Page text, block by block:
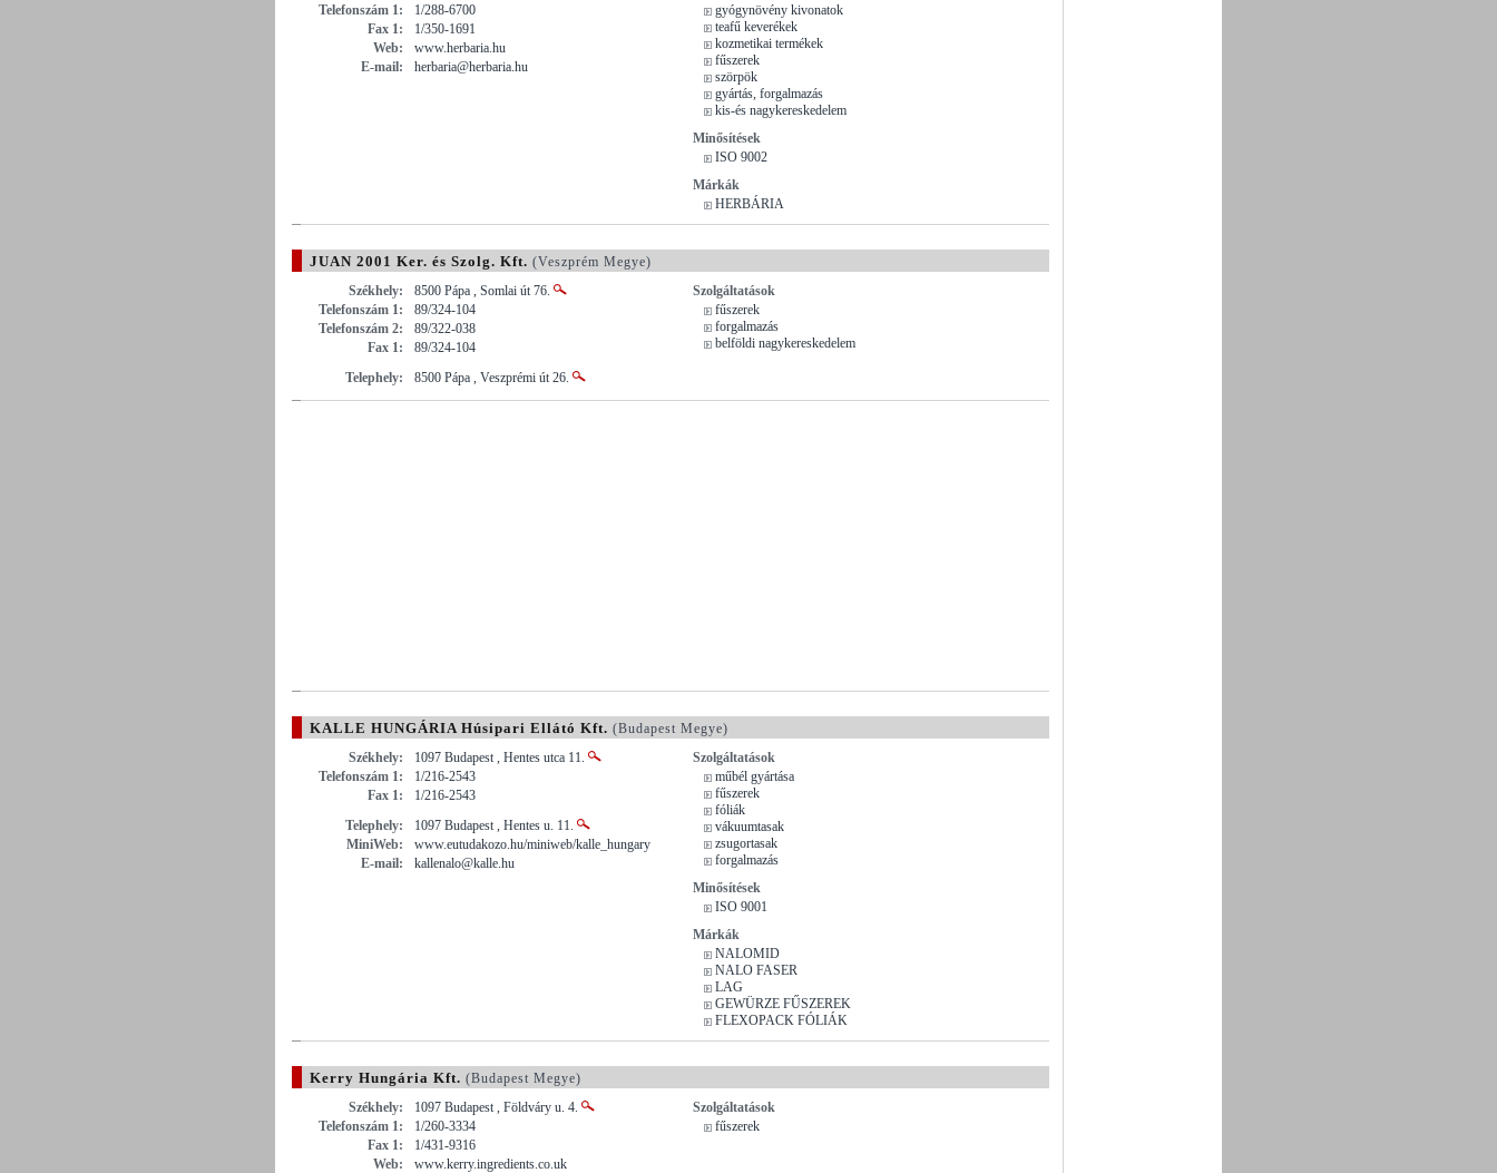
Telefonszám 1:
1/288-6700
Fax 1:
1/350-1691
Web:
www.herbaria.hu
E-mail:
herbaria@herbaria.hu
gyógynövény kivonatok
teafű keverékek
kozmetikai termékek
fűszerek
szörpök
gyártás, forgalmazás
kis-és nagykereskedelem
Minősítések
ISO 9002
Márkák
HERBÁRIA
JUAN 2001 Ker. és Szolg. Kft. (Veszprém Megye)
Székhely:
8500 Pápa , Somlai út 76.
Telefonszám 1:
89/324-104
Telefonszám 2:
89/322-038
Fax 1:
89/324-104
Telephely:
8500 Pápa , Veszprémi út 26.
Szolgáltatások
fűszerek
forgalmazás
belföldi nagykereskedelem
KALLE HUNGÁRIA Húsipari Ellátó Kft. (Budapest Megye)
Székhely:
1097 Budapest , Hentes utca 11.
Telefonszám 1:
1/216-2543
Fax 1:
1/216-2543
Telephely:
1097 Budapest , Hentes u. 11.
MiniWeb:
www.eutudakozo.hu/miniweb/kalle_hungary
E-mail:
kallenalo@kalle.hu
Szolgáltatások
műbél gyártása
fűszerek
fóliák
vákuumtasak
zsugortasak
forgalmazás
Minősítések
ISO 9001
Márkák
NALOMID
NALO FASER
LAG
GEWÜRZE FŰSZEREK
FLEXOPACK FÓLIÁK
Kerry Hungária Kft. (Budapest Megye)
Székhely:
1097 Budapest , Földváry u. 4.
Telefonszám 1:
1/260-3334
Fax 1:
1/431-9316
Web:
www.kerry.ingredients.co.uk
Szolgáltatások
fűszerek